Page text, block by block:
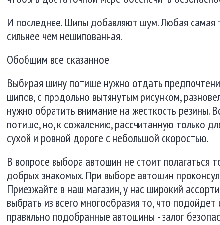
И последнее. Шипы добавляют шум. Любая
сильнее чем нешипованная.
Обобщим все сказанное.
Выбирая шину потише нужно отдать
шипов, с продольно вытянутым рисунком,
нужно обратить внимание на жесткость резины.
потише, но, к сожалению, рассчитанную только
сухой и ровной дороге с небольшой скоростью.
В вопросе выбора автошин не стоит полагаться
добрых знакомых. При выборе автошин
Приезжайте в наш магазин, у нас широкий
выбрать из всего многообразия то, что
правильно подобранные автошины - залог